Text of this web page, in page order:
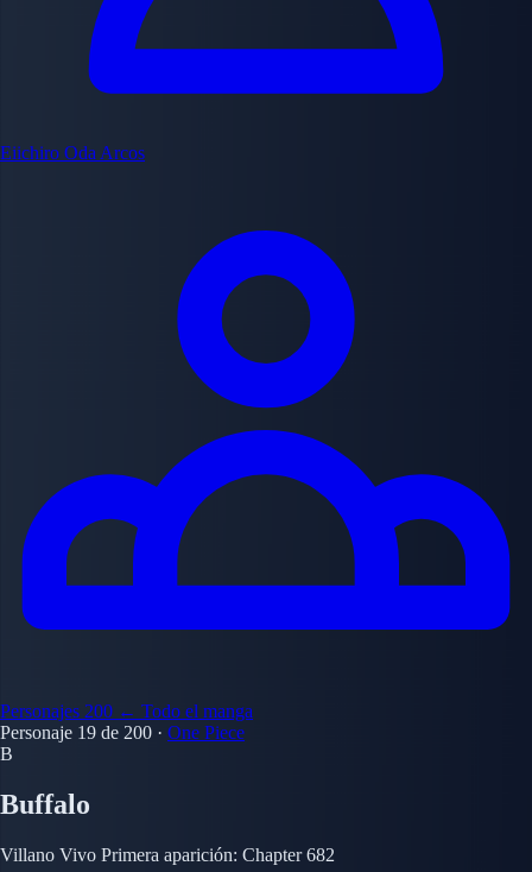
Eiichiro Oda Arcos
Personajes 200 ← Todo el manga
Personaje 19 de 200 · One Piece
B
Buffalo
Villano Vivo Primera aparición: Chapter 682